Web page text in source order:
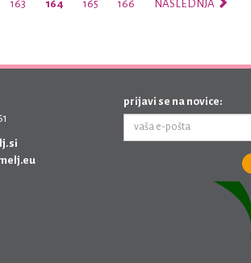
163 164 165 166 NASLEDNJA
prijavi se na novice: